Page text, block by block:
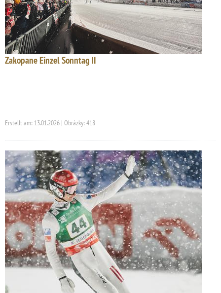
Zakopane Einzel Sonntag II
Erstellt am: 13.01.2026 | Obrázky: 418